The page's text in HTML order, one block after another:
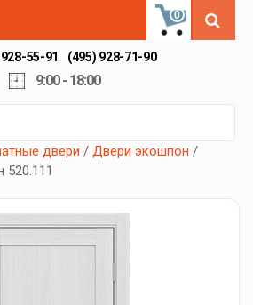
0
55-91 (495) 928-71-90
9:00 - 18:00
двери / Двери экошпон /
520.111